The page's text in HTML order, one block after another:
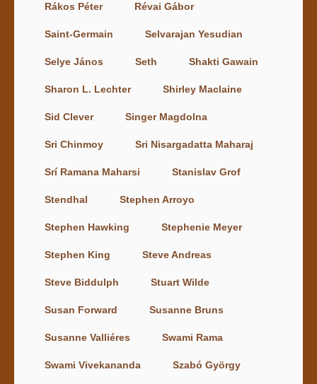
Rákos Péter Révai Gábor
Saint-Germain Selvarajan Yesudian
Selye János Seth Shakti Gawain
Sharon L. Lechter Shirley Maclaine
Sid Clever Singer Magdolna
Sri Chinmoy Sri Nisargadatta Maharaj
Srí Ramana Maharsi Stanislav Grof
Stendhal Stephen Arroyo
Stephen Hawking Stephenie Meyer
Stephen King Steve Andreas
Steve Biddulph Stuart Wilde
Susan Forward Susanne Bruns
Susanne Valliéres Swami Rama
Swami Vivekananda Szabó György